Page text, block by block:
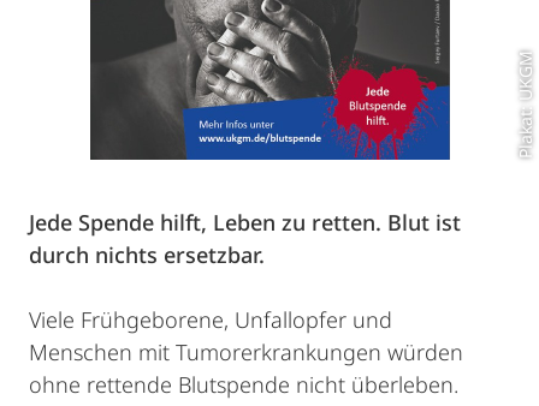
Plakat: UKGM
Jede Spende hilft, Leben zu retten. Blut ist
durch nichts ersetzbar.
Viele Frühgeborene, Unfallopfer und
Menschen mit Tumorerkrankungen würden
ohne rettende Blutspende nicht überleben.